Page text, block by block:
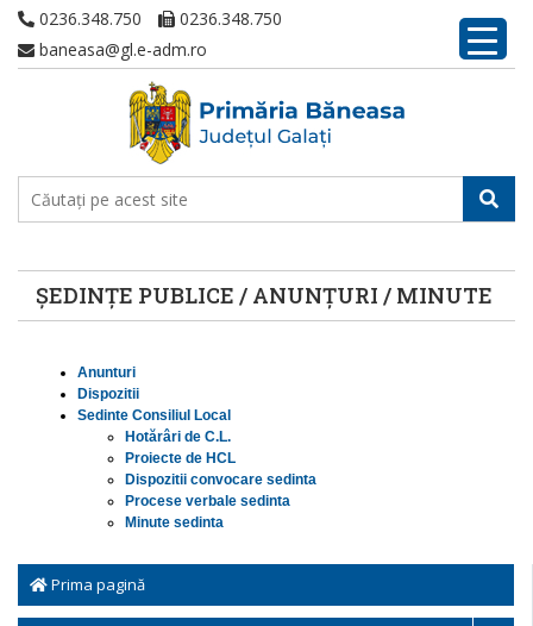
0236.348.750
0236.348.750
baneasa@gl.e-adm.ro
ȘEDINȚE PUBLICE / ANUNȚURI / MINUTE
Prima pagină
Anunturi
Dispozitii
Sedinte Consiliul Local
Hotărâri de C.L.
Proiecte de HCL
Dispozitii convocare sedinta
Procese verbale sedinta
Minute sedinta